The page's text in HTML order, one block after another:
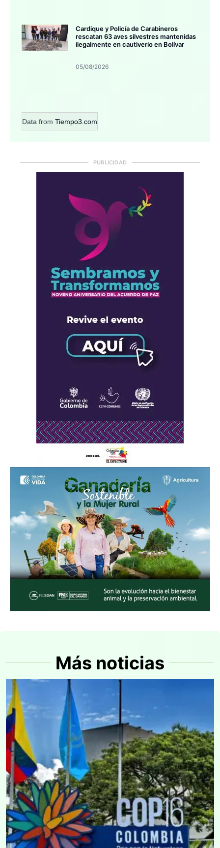
Cardique y Policía de Carabineros
rescatan 63 aves silvestres mantenidas
ilegalmente en cautiverio en Bolívar
05/08/2026
Data from Tiempo3.com
PUBLICIDAD
Más noticias